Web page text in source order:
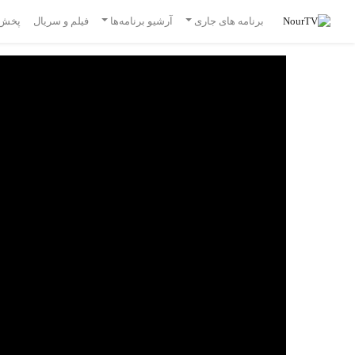
برنامه های جاری آرشیو برنامه‌ها فیلم و سریال پخش